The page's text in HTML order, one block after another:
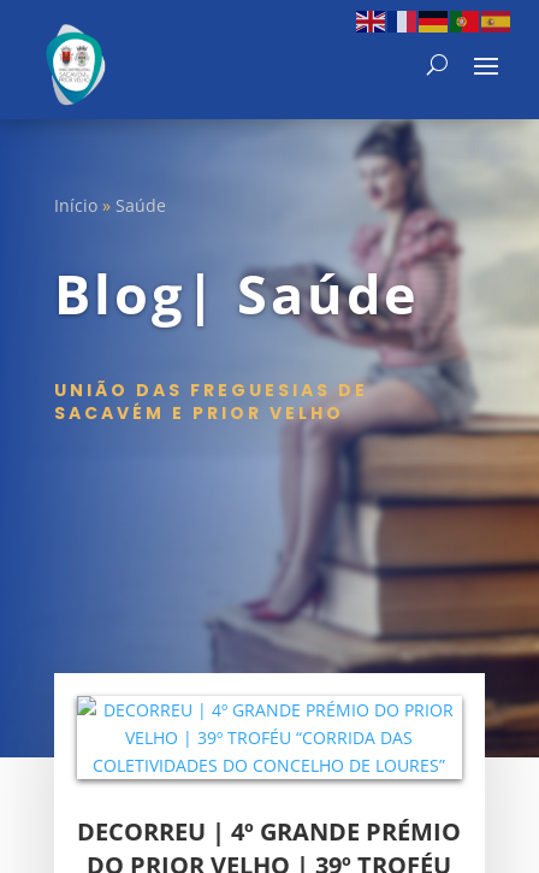
Início» Saúde
Blog| Saúde
UNIÃO DAS FREGUESIAS DE
SACAVÉM E PRIOR VELHO
DECORREU | 4º GRANDE PRÉMIO
DO PRIOR VELHO | 39º TROFÉU